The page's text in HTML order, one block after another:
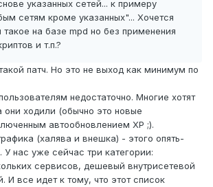
указанных сетей... к примеру
сетям кроме указанных"... Хочется
такое на базе mpd но без применения
и т.п.?
патч. Но это не выход как минимум по
недостаточно. Многие хотят
они ходили (обычно это новые
автообновлением XP ;).
(халява и внешка) - этого опять-
У нас уже сейчас три категории:
сервисов, дешевый внутрисетевой
И все идет к тому, что этот список